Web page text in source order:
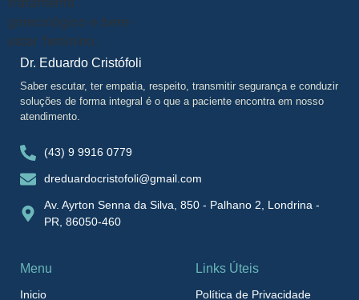
Dr. Eduardo Cristófoli
Saber escutar, ter empatia, respeito, transmitir segurança e conduzir
soluções de forma integral é o que a paciente encontra em nosso
atendimento.
(43) 9 9916 0779
dreduardocristofoli@gmail.com
Av. Ayrton Senna da Silva, 850 - Palhano 2, Londrina -
PR, 86050-460
Menu
Inicio
Links Úteis
Política de Privacidade